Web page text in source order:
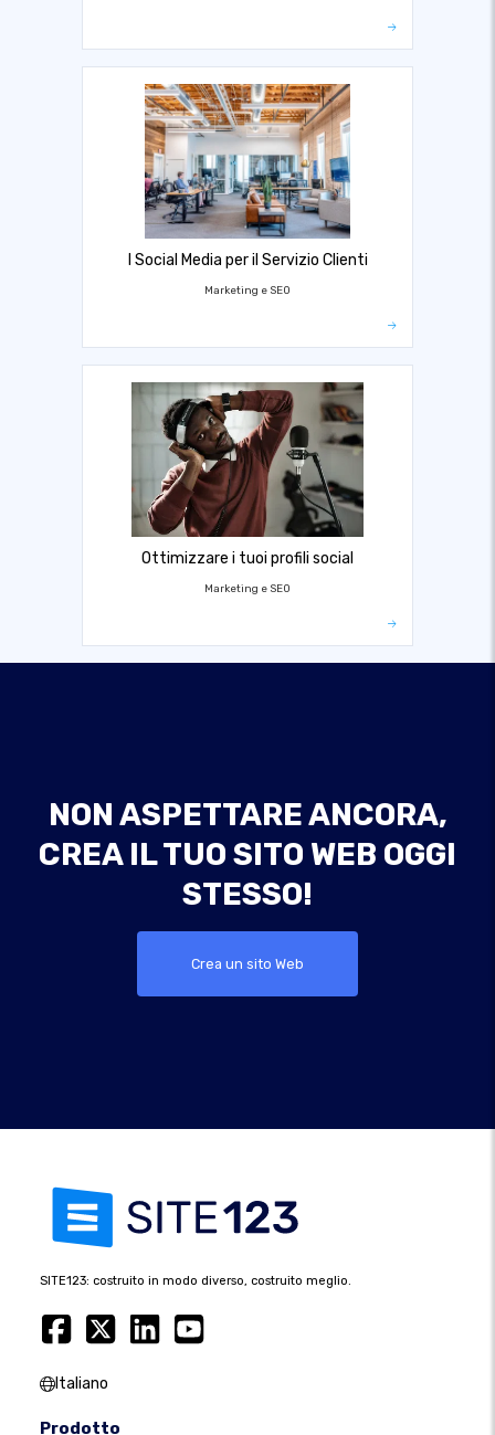
I Social Media per il Servizio Clienti
Marketing e SEO
Ottimizzare i tuoi profili social
Marketing e SEO
NON ASPETTARE ANCORA,
CREA IL TUO SITO WEB OGGI
STESSO!
Crea un sito Web
SITE123: costruito in modo diverso, costruito meglio.
Italiano
Prodotto